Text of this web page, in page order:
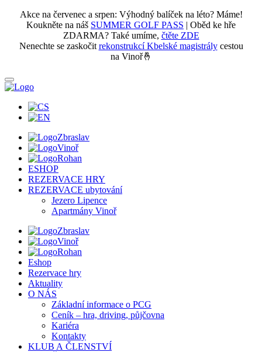
Akce na červenec a srpen: Výhodný balíček na léto? Máme!
Koukněte na náš SUMMER GOLF PASS | Oběd ke hře
ZDARMA? Také umíme, čtěte ZDE
Nenechte se zaskočit rekonstrukcí Kbelské magistrálycestou
na Vinoř🤞
Zbraslav
Vinoř
Rohan
ESHOP
REZERVACE HRY
REZERVACE ubytování
Jezero Lipence
Apartmány Vinoř
Zbraslav
Vinoř
Rohan
Eshop
Rezervace hry
Aktuality
O NÁS
Základní informace o PCG
Ceník – hra, driving, půjčovna
Kariéra
Kontakty
KLUB A ČLENSTVÍ